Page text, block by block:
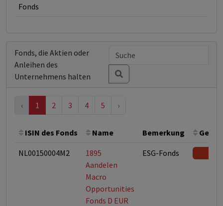
Fonds
Fonds, die Aktien oder
Anleihen des
Unternehmens halten
‹ 1 2 3 4 5 ›
ISIN des Fonds Name Bemerkung
NL00150004M2
1895
Aandelen
Macro
Opportunities
Fonds D EUR
ESG-Fonds